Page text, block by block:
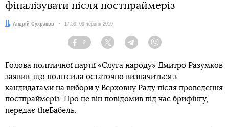
фіналізувати після постпраймеріз
Автор:
Андрій Сухраков Дата:
17:59, 09 червня 2019
Facebook
2
Twitter TelegramViber
Голова політичної партії «Слуга народу» Дмитро Разумков
заявив, що політсила остаточно визначиться з
кандидатами на вибори у Верховну Раду після проведення
постпраймеріз. Про це він повідомив під час брифінгу,
передає theБабель.